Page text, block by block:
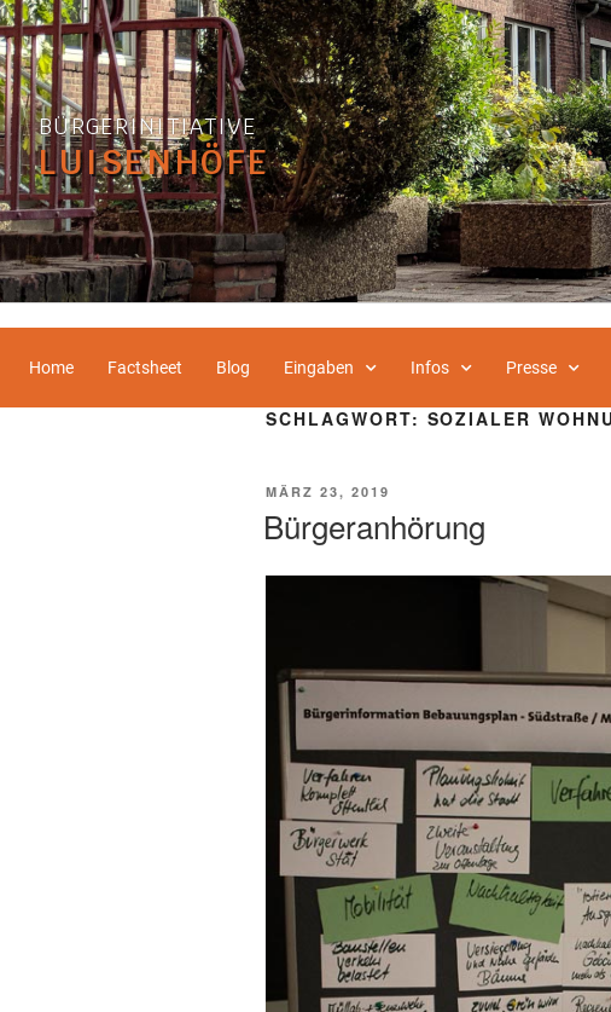
BÜRGERINITIATIVE
LUISENHÖFE
Home Factsheet Blog Eingaben Infos Presse
SCHLAGWORT: SOZIALER
MÄRZ 23, 2019
Bürgeranhörung